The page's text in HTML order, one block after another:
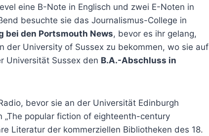
eine B-Note in Englisch und zwei E-Noten in
besuchte sie das Journalismus-College in
bei den Portsmouth News, bevor es ihr gelang,
der University of Sussex zu bekommen, wo sie auf
Universität Sussex den B.A.-Abschluss in
bevor sie an der Universität Edinburgh
popular fiction of eighteenth-century
Literatur der kommerziellen Bibliotheken des 18.